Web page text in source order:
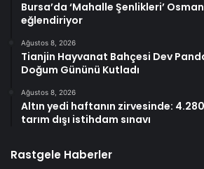
Bursa’da ‘Mahalle Şenlikleri’
eğlendiriyor
Ağustos 8, 2026
Tianjin Hayvanat Bahçesi Dev Panda
Doğum Gününü Kutladı
Ağustos 8, 2026
Altın yedi haftanın zirvesinde:
tarım dışı istihdam sınavı
Rastgele Haberler